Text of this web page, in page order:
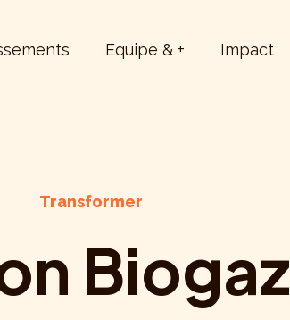
Equipe & + Impact
Transformer
Biogaz